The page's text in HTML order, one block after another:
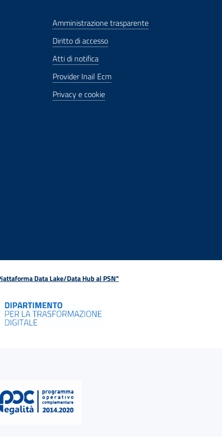
Amministrazione trasparente
Diritto di accesso
Atti di notifica
Provider Inail Ecm
Privacy e cookie
Data Lake/Data Hub al PSN"